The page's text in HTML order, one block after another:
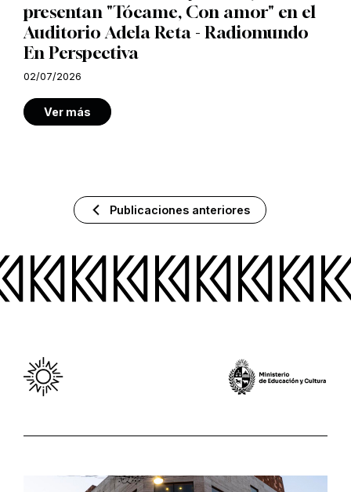
presentan "Tócame, Con amor" en el
Auditorio Adela Reta - Radiomundo
En Perspectiva
02/07/2026
Ver más
Publicaciones anteriores